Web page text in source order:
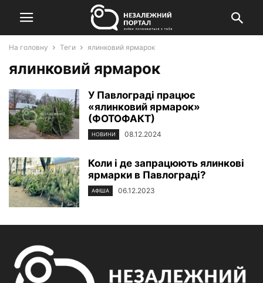
На головну Теги ялинковий ярмарок
ялинковий ярмарок
У Павлограді працює
«ялинковий ярмарок»
(ФОТОФАКТ)
НОВИНИ 08.12.2024
Коли і де запрацюють ялинкові
ярмарки в Павлограді?
АФІША 06.12.2023